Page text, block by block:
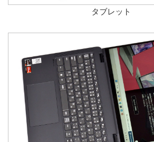
タブレット